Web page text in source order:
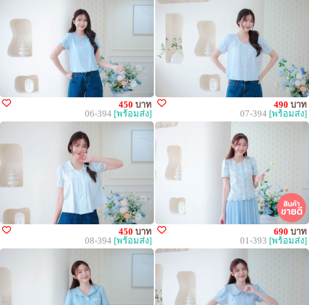
450 บาท
06-394 [พร้อมส่ง]
490 บาท
07-394 [พร้อมส่ง]
450 บาท
08-394 [พร้อมส่ง]
690 บาท
01-393 [พร้อมส่ง]